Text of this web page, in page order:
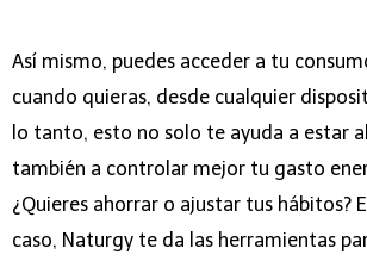
Así mismo, puedes acceder a tu
cuando quieras, desde cualquier
lo tanto, esto no solo te ayuda a estar
también a controlar mejor tu gasto
¿Quieres ahorrar o ajustar tus hábitos?
caso, Naturgy te da las herramientas